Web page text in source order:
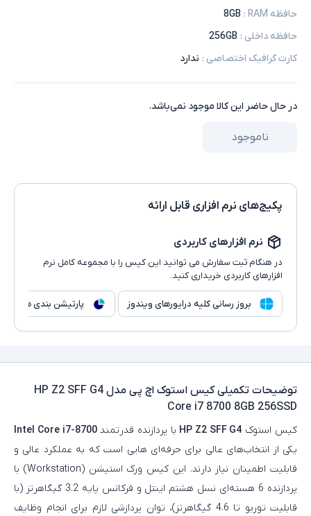
حافظه RAM
:
8GB
حافظه داخلی :
256GB
کارت گرافیک اختصاصی : ندارد
در حال حاضر این کالا موجود نمی‌باشد.
ناموجود
پکیج‌های نرم افزاری قابل ارائه
نرم افزارهای کاربردی
در هنگام ثبت سفارش می توانید این کیس را با مجموعه کامل نرم
افزارهای کاربردی خریداری کنید.
بروز رسانی کلیه درایورهای ویندوز پارتیشن بندی هارد
توضیحات تکمیلی
کیس استوک اچ پی مدل HP Z2 SFF G4
Core i7 8700 8GB 256SSD
کیس استوک HP Z2 SFF G4 با پردازنده قدرتمندIntel Core i7-8700
یکی از انتخاب‌های عالی برای حرفه‌ای‌ هایی است که به عملکرد عالی و
قابلیت اطمینان نیاز دارند. این کیس ورک‌ استیشن (Workstation) با
پردازنده 6 هسته‌ای نسل هشتم اینتل و فرکانس پایه 3.2 گیگاهرتز (با
قابلیت توربو تا 4.6 گیگاهرتز)، توان پردازشی لازم برای انجام وظایف